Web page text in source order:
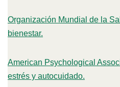
Organización Mundial de la
bienestar.
American Psychological
estrés y autocuidado.